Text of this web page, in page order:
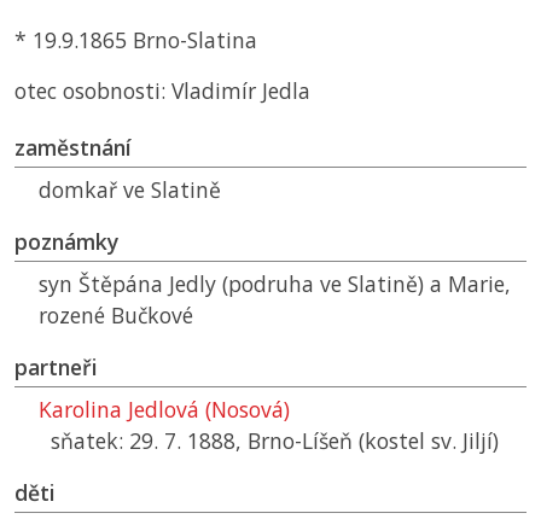
* 19.9.1865 Brno-Slatina
otec osobnosti: Vladimír Jedla
zaměstnání
domkař ve Slatině
poznámky
syn Štěpána Jedly (podruha ve Slatině) a Marie,
rozené Bučkové
partneři
Karolina Jedlová (Nosová)
sňatek: 29. 7. 1888, Brno-Líšeň (kostel sv. Jiljí)
děti